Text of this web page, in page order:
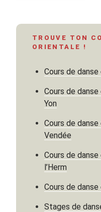
le
nuit
TROUVE TON
ORIENTALE !
Cours de
Cours de
Yon
Cours de
Vendée
Cours de
l’Herm
Cours de
Stages de